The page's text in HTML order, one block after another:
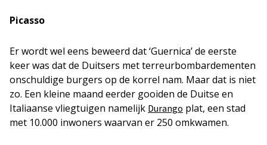
Picasso
Er wordt wel eens beweerd dat ‘Guernica’ de eerste
keer was dat de Duitsers met terreurbombardementen
onschuldige burgers op de korrel nam. Maar dat is niet
zo. Een kleine maand eerder gooiden de Duitse en
Italiaanse vliegtuigen namelijk Durango plat, een stad
met 10.000 inwoners waarvan er 250 omkwamen.